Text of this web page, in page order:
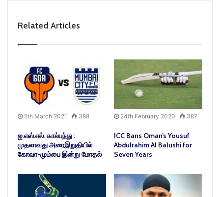
Related Articles
5th March 2021 388
ஐ.எஸ்.எல். கால்பந்து :
முதலாவது அரைஇறுதியில்
கோவா-மும்பை இன்று மோதல்
24th February 2020 387
ICC Bans Oman’s Yousuf
Abdulrahim Al Balushi for
Seven Years